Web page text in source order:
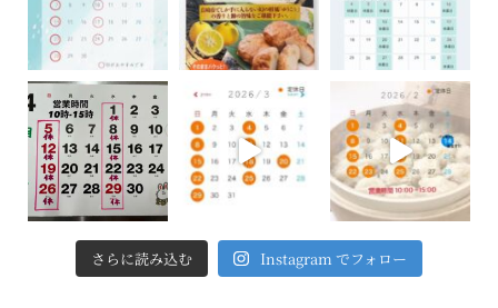
さらに読み込む Instagram でフォロー